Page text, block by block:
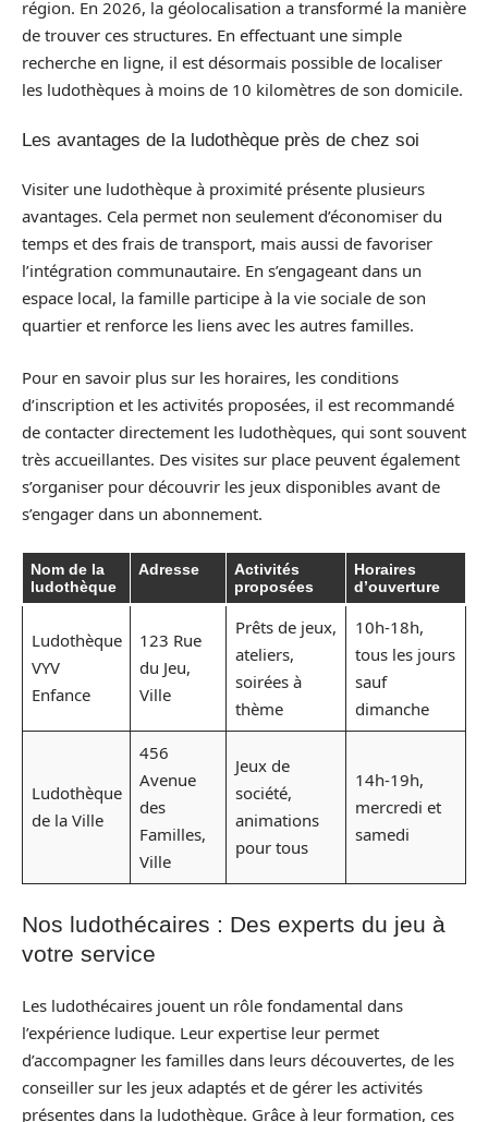
région. En 2026, la géolocalisation a transformé la manière
de trouver ces structures. En effectuant une simple
recherche en ligne, il est désormais possible de localiser
les ludothèques à moins de 10 kilomètres de son domicile.
Les avantages de la ludothèque près de chez soi
Visiter une ludothèque à proximité présente plusieurs
avantages. Cela permet non seulement d’économiser du
temps et des frais de transport, mais aussi de favoriser
l’intégration communautaire. En s’engageant dans un
espace local, la famille participe à la vie sociale de son
quartier et renforce les liens avec les autres familles.
Pour en savoir plus sur les horaires, les conditions
d’inscription et les activités proposées, il est recommandé
de contacter directement les ludothèques, qui sont souvent
très accueillantes. Des visites sur place peuvent également
s’organiser pour découvrir les jeux disponibles avant de
s’engager dans un abonnement.
Nom de la
ludothèque
Adresse
Activités
proposées
Horaires
d’ouverture
Ludothèque
VYV
Enfance
123 Rue
du Jeu,
Ville
Prêts de jeux,
ateliers,
soirées à
thème
10h-18h,
tous les jours
sauf
dimanche
Ludothèque
de la Ville
456
Avenue
des
Familles,
Ville
Jeux de
société,
animations
pour tous
14h-19h,
mercredi et
samedi
Nos ludothécaires : Des experts du jeu à
votre service
Les ludothécaires jouent un rôle fondamental dans
l’expérience ludique. Leur expertise leur permet
d’accompagner les familles dans leurs découvertes, de les
conseiller sur les jeux adaptés et de gérer les activités
présentes dans la ludothèque. Grâce à leur formation, ces